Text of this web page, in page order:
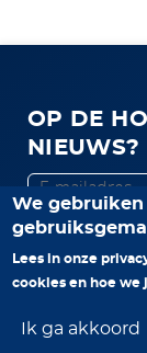
OP DE
NIEUWS?
E-
mailadres
©
We
Lees in onze
cookies en hoe we
Ik ga akkoord